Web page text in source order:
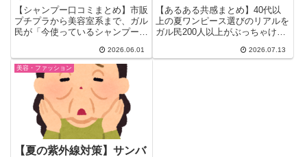
系・縮毛矯正向けを徹底比
較
【シャンプー口コミまとめ】市販
プチプラから美容室系まで、ガル
民が「今使っているシャンプー」
LUX・ダイアン・ミルボン・ジア
ンサーなど25品以上を髪質・頭
皮悩み別に整理。縮毛矯正・ヘア
カラー後のケアにも使えるまと
2026.06.01
染み対策まで
【あるある共感まとめ】40代以
上の夏ワンピース選びのリアルを
ガル民200人以上がぶっちゃけ。
など人気ブランドの当たり商品か
2026.07.13
美容・ファッション
【夏の紫外線対策】サンバ